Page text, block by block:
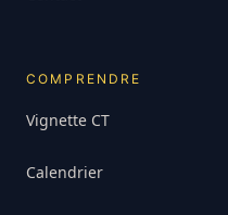
COMPRENDRE
Vignette CT
Calendrier